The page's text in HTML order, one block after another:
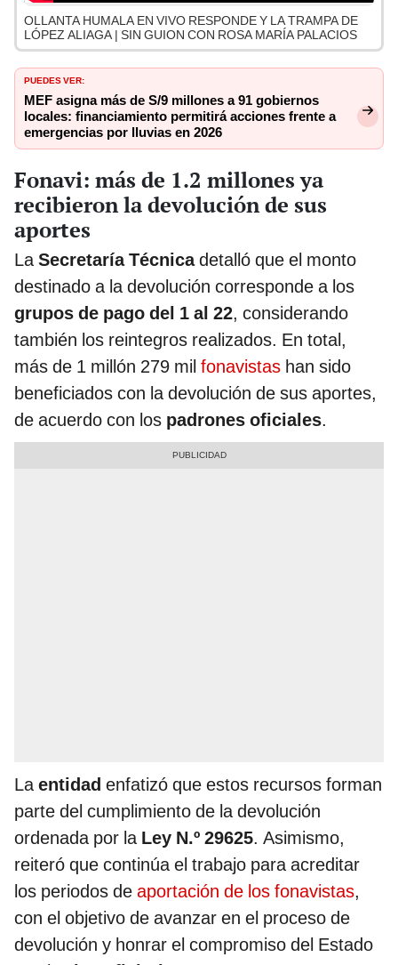
OLLANTA HUMALA EN VIVO RESPONDE Y LA TRAMPA DE
LÓPEZ ALIAGA | SIN GUION CON ROSA MARÍA PALACIOS
PUEDES VER:
MEF asigna más de S/9 millones a 91 gobiernos
locales: financiamiento permitirá acciones frente a
emergencias por lluvias en 2026
Fonavi: más de 1.2 millones ya
recibieron la devolución de sus
aportes
LaSecretaría Técnicadetalló que el monto
destinado a la devolución corresponde a los
grupos de pago del 1 al 22, considerando
también los reintegros realizados. En total,
más de 1 millón 279 mil fonavistas han sido
beneficiados con la devolución de sus aportes,
de acuerdo con los padrones oficiales.
Laentidad enfatizó que estos recursos forman
parte del cumplimiento de la devolución
ordenada por la Ley N.º 29625. Asimismo,
reiteró que continúa el trabajo para acreditar
los periodos de aportación de los fonavistas,
con el objetivo de avanzar en el proceso de
devolución y honrar el compromiso del Estado